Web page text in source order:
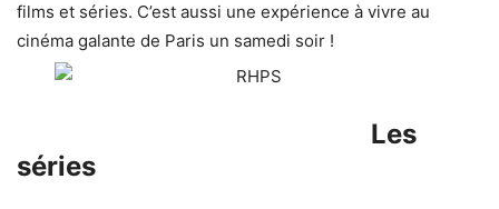
films et séries. C’est aussi une expérience à vivre au
cinéma galante de Paris un samedi soir !
Les
séries